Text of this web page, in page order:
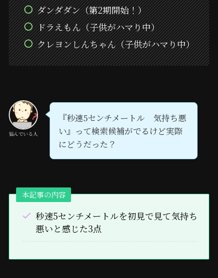
ダンダダン（第2期開始！）
ドラえもん（子供がハマり中）
クレヨンしんちゃん（子供がハマり中）
悩んでいる人
『秒速5センチメートル 気持ち悪
い』って検索候補がでるけど実際
にどうだった？
本記事の内容
秒速5センチメートルを初見で見て気持ち
悪いと感じた3点